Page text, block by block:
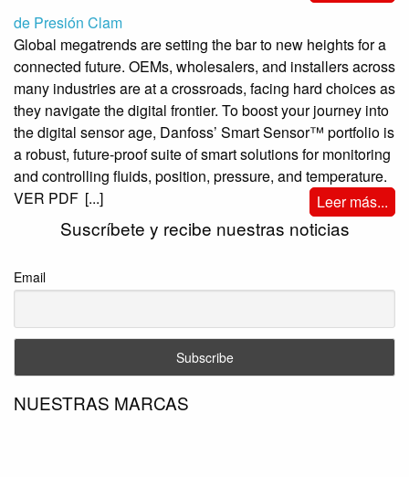
de Presión Clam
Global megatrends are setting the bar to new heights for a
connected future. OEMs, wholesalers, and installers across
many industries are at a crossroads, facing hard choices as
they navigate the digital frontier. To boost your journey into
the digital sensor age, Danfoss’ Smart Sensor™ portfolio is
a robust, future-proof suite of smart solutions for monitoring
and controlling fluids, position, pressure, and temperature.
VER PDF [...] Leer más...
Suscríbete y recibe nuestras noticias
Email
NUESTRAS MARCAS